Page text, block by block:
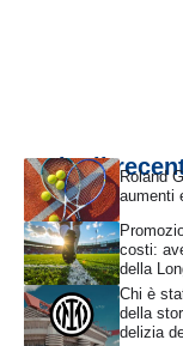
Articoli
Roland
aumenti
costi:
della
Chi è
della
delizia